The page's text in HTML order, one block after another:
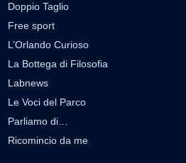
Doppio Taglio
Free sport
L’Orlando Curioso
La Bottega di Filosofia
Labnews
Le Voci del Parco
Parliamo di…
Ricomincio da me